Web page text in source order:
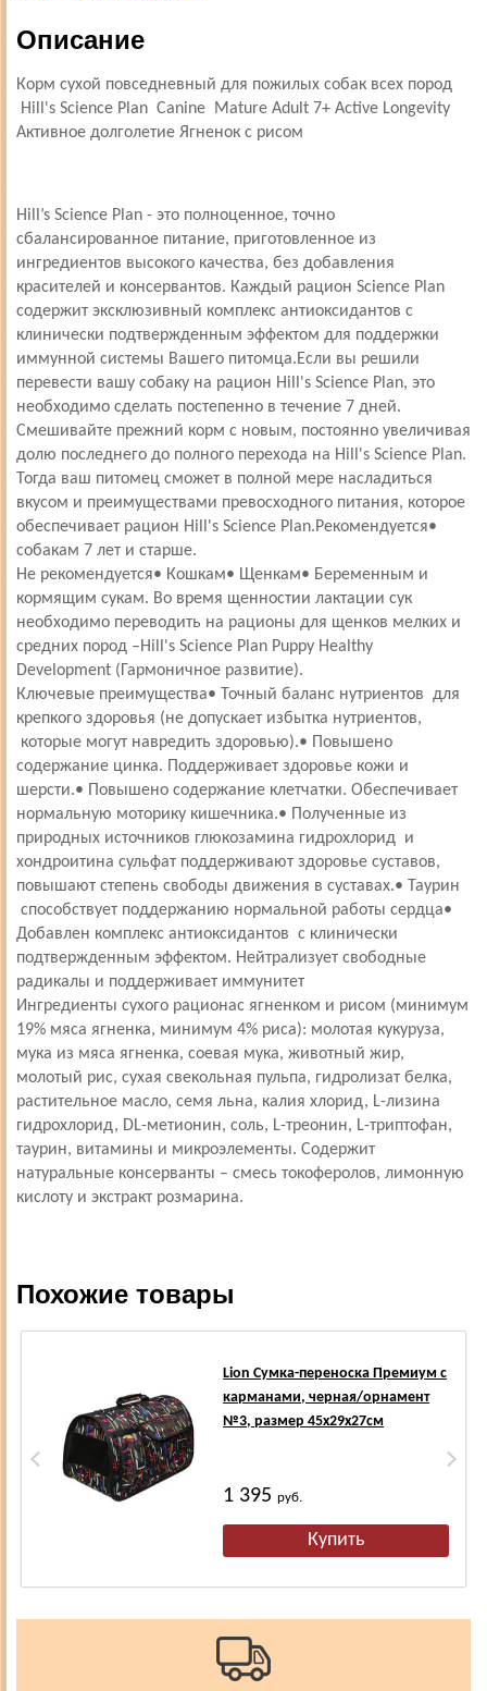
Описание
Корм сухой повседневный для пожилых собак всех пород
Hill's Science Plan Canine Mature Adult 7+ Active Longevity
Активное долголетие Ягненок с рисом
Hill’s Science Plan - это полноценное, точно
сбалансированное питание, приготовленное из
ингредиентов высокого качества, без добавления
красителей и консервантов. Каждый рацион Science Plan
содержит эксклюзивный комплекс антиоксидантов с
клинически подтвержденным эффектом для поддержки
иммунной системы Вашего питомца.Если вы решили
перевести вашу собаку на рацион Hill's Science Plan, это
необходимо сделать постепенно в течение 7 дней.
Смешивайте прежний корм с новым, постоянно увеличивая
долю последнего до полного перехода на Hill's Science Plan.
Тогда ваш питомец сможет в полной мере насладиться
вкусом и преимуществами превосходного питания, которое
обеспечивает рацион Hill's Science Plan.Рекомендуется•
собакам 7 лет и старше.
Не рекомендуется• Кошкам• Щенкам• Беременным и
кормящим сукам. Во время щенностии лактации сук
необходимо переводить на рационы для щенков мелких и
средних пород –Hill's Science Plan Puppy Healthy
Development (Гармоничное развитие).
Ключевые преимущества• Точный баланс нутриентов для
крепкого здоровья (не допускает избытка нутриентов,
которые могут навредить здоровью).• Повышено
содержание цинка. Поддерживает здоровье кожи и
шерсти.• Повышено содержание клетчатки. Обеспечивает
нормальную моторику кишечника.• Полученные из
природных источников глюкозамина гидрохлорид и
хондроитина сульфат поддерживают здоровье суставов,
повышают степень свободы движения в суставах.• Таурин
способствует поддержанию нормальной работы сердца•
Добавлен комплекс антиоксидантов с клинически
подтвержденным эффектом. Нейтрализует свободные
радикалы и поддерживает иммунитет
Ингредиенты сухого рационас ягненком и рисом (минимум
19% мяса ягненка, минимум 4% риса): молотая кукуруза,
мука из мяса ягненка, соевая мука, животный жир,
молотый рис, сухая свекольная пульпа, гидролизат белка,
растительное масло, семя льна, калия хлорид, L-лизина
гидрохлорид, DL-метионин, соль, L-треонин, L-триптофан,
таурин, витамины и микроэлементы. Содержит
натуральные консерванты – смесь токоферолов, лимонную
кислоту и экстракт розмарина.
Похожие товары
Lion Сумка-переноска Премиум с
карманами, черная/орнамент
№3, размер 45х29х27см
1 395руб.